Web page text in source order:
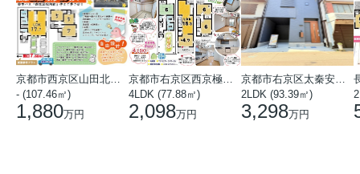
- (107.46㎡)
1,880万円
4LDK (77.88㎡)
2,098万円
2LDK (93.39㎡)
3,298万円